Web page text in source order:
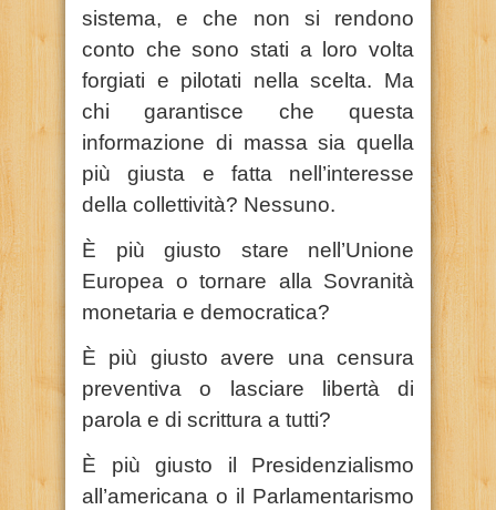
sistema, e che non si rendono
conto che sono stati a loro volta
forgiati e pilotati nella scelta. Ma
chi garantisce che questa
informazione di massa sia quella
più giusta e fatta nell’interesse
della collettività? Nessuno.
È più giusto stare nell’Unione
Europea o tornare alla Sovranità
monetaria e democratica?
È più giusto avere una censura
preventiva o lasciare libertà di
parola e di scrittura a tutti?
È più giusto il Presidenzialismo
all’americana o il Parlamentarismo